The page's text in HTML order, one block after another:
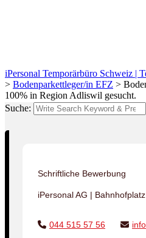
iPersonal Temporärbüro Schweiz |
> Bodenparkettleger/in EFZ >
100% in Region Adliswil gesucht.
Suche:
Schriftliche Bewerbung
iPersonal AG |
044 515 57 56